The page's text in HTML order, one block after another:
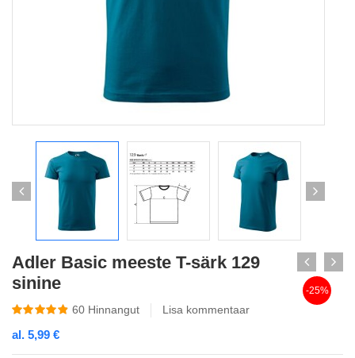
Adler Basic meeste T-särk 129
sinine
60 Hinnangut Lisa kommentaar
al. 5,99 €
-25%